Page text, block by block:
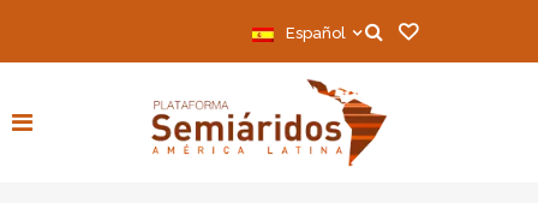
Español